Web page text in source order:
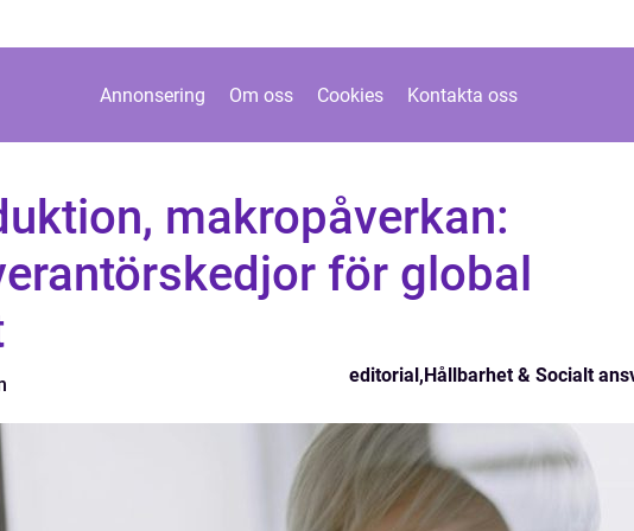
Annonsering Om oss Cookies Kontakta oss
makropåverkan:
för global
editorial,Hållbarhet & Socialt